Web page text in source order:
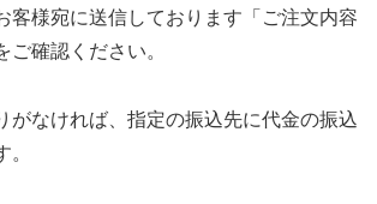
客様宛に送信しております「ご注文内容
確認ください。
がなければ、指定の振込先に代金の振込